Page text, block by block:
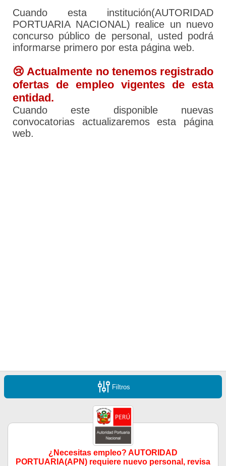
Cuando esta institución(AUTORIDAD
PORTUARIA NACIONAL) realice un nuevo
concurso público de personal, usted podrá
informarse primero por esta página web.
😢 Actualmente no tenemos registrado
ofertas de empleo vigentes de esta
entidad.
Cuando este disponible nuevas
convocatorias actualizaremos esta página
web.
Filtros
¿Necesitas empleo? AUTORIDAD
PORTUARIA(APN) requiere nuevo personal, revisa